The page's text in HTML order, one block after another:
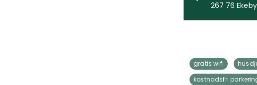
267 76 Ekeby
gratis wifi
kostnadsfri